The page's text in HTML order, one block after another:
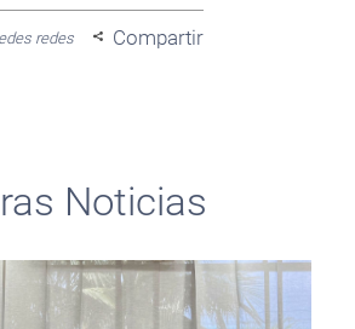
redes Compartir
Noticias